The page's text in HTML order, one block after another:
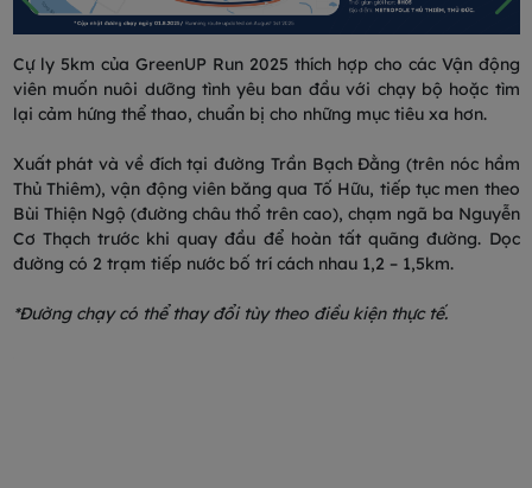
Cự ly 5km của GreenUP Run 2025 thích hợp cho các Vận động
viên muốn nuôi dưỡng tình yêu ban đầu với chạy bộ hoặc tìm
lại cảm hứng thể thao, chuẩn bị cho những mục tiêu xa hơn.​​
Xuất phát và về đích tại đường Trần Bạch Đằng (trên nóc hầm
Thủ Thiêm), vận động viên băng qua Tố Hữu, tiếp tục men theo
Bùi Thiện Ngộ (đường châu thổ trên cao), chạm ngã ba Nguyễn
Cơ Thạch trước khi quay đầu để hoàn tất quãng đường. Dọc
đường có 2 trạm tiếp nước bố trí cách nhau 1,2 – 1,5km.​​
*Đường chạy có thể thay đổi tùy theo điều kiện thực tế.​